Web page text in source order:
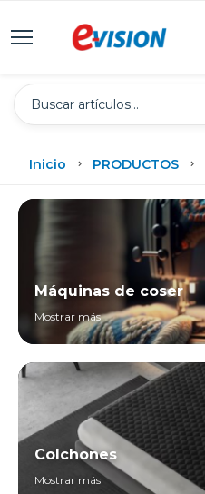
Inicio PRODUCTOS
Máquinas de coser
Mostrar más
Colchones
Mostrar más